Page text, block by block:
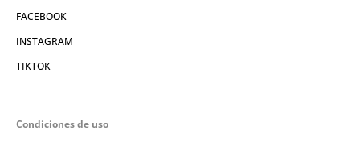
FACEBOOK
INSTAGRAM
TIKTOK
Condiciones de uso